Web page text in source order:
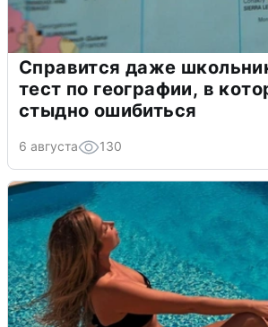
Справится даже
тест по географии, в
стыдно ошибиться
6 августа 130